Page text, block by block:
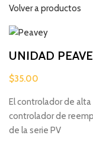
Volver a productos
UNIDAD
$35.00
El controlador de alta
controlador de
de la serie PV